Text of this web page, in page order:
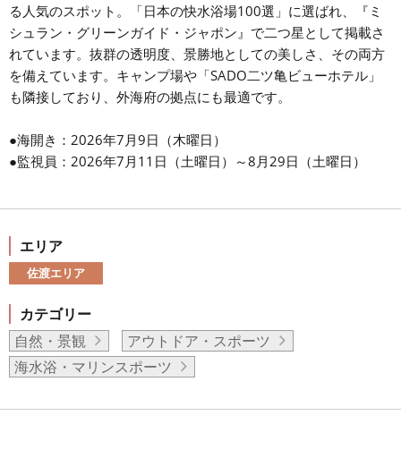
る人気のスポット。「日本の快水浴場100選」に選ばれ、『ミ
シュラン・グリーンガイド・ジャポン』で二つ星として掲載さ
れています。抜群の透明度、景勝地としての美しさ、その両方
を備えています。キャンプ場や「SADO二ツ亀ビューホテル」
も隣接しており、外海府の拠点にも最適です。
●海開き：2026年7月9日（木曜日）
●監視員：2026年7月11日（土曜日）～8月29日（土曜日）
エリア
佐渡エリア
カテゴリー
自然・景観
アウトドア・スポーツ
海水浴・マリンスポーツ